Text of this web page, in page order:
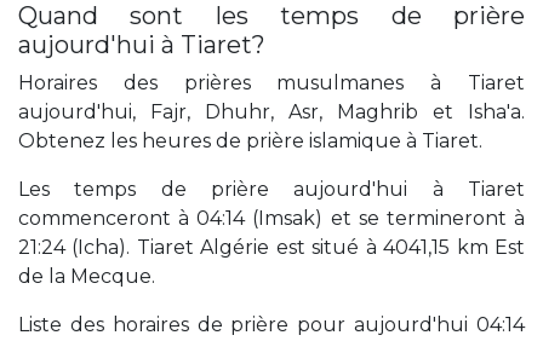
Quand sont les temps de prière
aujourd'hui à Tiaret?
Horaires des prières musulmanes à Tiaret
aujourd'hui, Fajr, Dhuhr, Asr, Maghrib et Isha'a.
Obtenez les heures de prière islamique à Tiaret.
Les temps de prière aujourd'hui à Tiaret
commenceront à 04:14 (Imsak) et se termineront à
21:24 (Icha). Tiaret Algérie est situé à 4041,15 km Est
de la Mecque.
Liste des horaires de prière pour aujourd'hui 04:14